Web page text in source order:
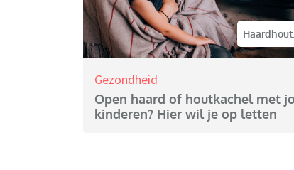
Gezondheid
Open haard of houtkachel met
kinderen? Hier wil je op letten